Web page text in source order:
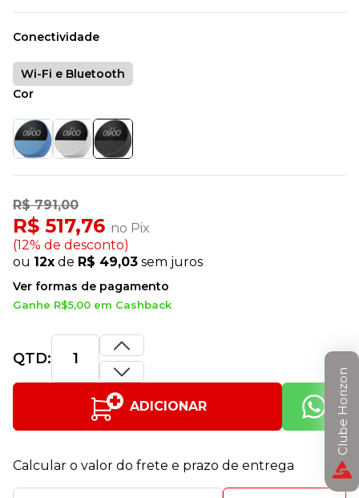
R$ 791,00
R$ 517,76 no Pix
(12% de desconto)
ou 12x de R$ 49,03 sem juros
Ver formas de pagamento
Ganhe R$5,00 em Cashback
Conectividade
Wi-Fi e Bluetooth
Cor
QTD:
ADICIONAR
Calcular o valor do frete e prazo de entrega
Clube Horizon